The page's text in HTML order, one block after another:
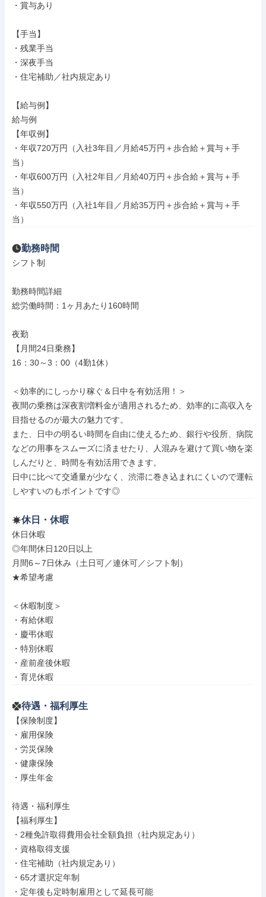
・賞与あり
【手当】
・残業手当
・深夜手当
・住宅補助／社内規定あり
【給与例】
給与例
【年収例】
・年収720万円（入社3年目／月給45万円＋歩合給＋賞与＋手
当）
・年収600万円（入社2年目／月給40万円＋歩合給＋賞与＋手
当）
・年収550万円（入社1年目／月給35万円＋歩合給＋賞与＋手
当）
勤務時間
シフト制
勤務時間詳細
総労働時間：1ヶ月あたり160時間
夜勤
【月間24日乗務】
16：30～3：00（4勤1休）
＜効率的にしっかり稼ぐ＆日中を有効活用！＞
夜間の乗務は深夜割増料金が適用されるため、効率的に高収入を
目指せるのが最大の魅力です。
また、日中の明るい時間を自由に使えるため、銀行や役所、病院
などの用事をスムーズに済ませたり、人混みを避けて買い物を楽
しんだりと、時間を有効活用できます。
日中に比べて交通量が少なく、渋滞に巻き込まれにくいので運転
しやすいのもポイントです◎
休日・休暇
休日休暇
◎年間休日120日以上
月間6～7日休み（土日可／連休可／シフト制）
★希望考慮
＜休暇制度＞
・有給休暇
・慶弔休暇
・特別休暇
・産前産後休暇
・育児休暇
待遇・福利厚生
【保険制度】
・雇用保険
・労災保険
・健康保険
・厚生年金
待遇・福利厚生
【福利厚生】
・2種免許取得費用会社全額負担（社内規定あり）
・資格取得支援
・住宅補助（社内規定あり）
・65才選択定年制
・定年後も定時制雇用として延長可能